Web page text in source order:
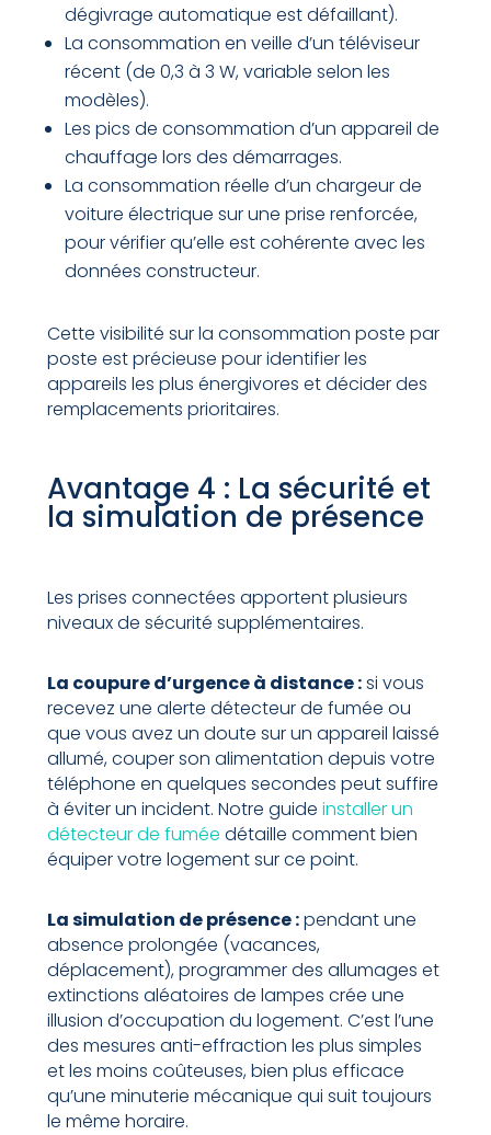
dégivrage automatique est défaillant).
La consommation en veille d’un téléviseur
récent (de 0,3 à 3 W, variable selon les
modèles).
Les pics de consommation d’un appareil de
chauffage lors des démarrages.
La consommation réelle d’un chargeur de
voiture électrique sur une prise renforcée,
pour vérifier qu’elle est cohérente avec les
données constructeur.
Cette visibilité sur la consommation poste par
poste est précieuse pour identifier les
appareils les plus énergivores et décider des
remplacements prioritaires.
Avantage 4 : La sécurité et
la simulation de présence
Les prises connectées apportent plusieurs
niveaux de sécurité supplémentaires.
La coupure d’urgence à distance :si vous
recevez une alerte détecteur de fumée ou
que vous avez un doute sur un appareil laissé
allumé, couper son alimentation depuis votre
téléphone en quelques secondes peut suffire
à éviter un incident. Notre guide installer un
détecteur de fumée détaille comment bien
équiper votre logement sur ce point.
La simulation de présence :pendant une
absence prolongée (vacances,
déplacement), programmer des allumages et
extinctions aléatoires de lampes crée une
illusion d’occupation du logement. C’est l’une
des mesures anti-effraction les plus simples
et les moins coûteuses, bien plus efficace
qu’une minuterie mécanique qui suit toujours
le même horaire.